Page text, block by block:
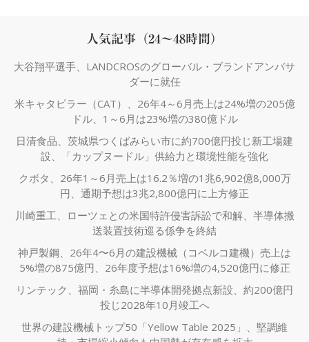
人気記事（24～48時間）
大谷翔平選手、LANDCROSのグローバル・ブランドアンバサ
ダーに就任
米キャタピラー（CAT）、26年4～6月売上は24%増の205億
ドル、1～6月は23%増の380億ドル
日清食品、茨城県つくばみらい市に約700億円投じ新工場建
設、「カップヌードル」供給力と環境性能を強化
クボタ、26年1～6月売上は16.2％増の1兆6,902億8,000万
円、通期予想は3兆2,800億円に上方修正
川崎重工、ローツェとの米国特許侵害訴訟で和解、半導体搬
送装置技術巡る係争を終結
神戸製鋼、26年4〜6月の建設機械（コベルコ建機）売上は
5%増の875億円、26年度予想は16%増の4,520億円に修正
リンテック、福岡・糸島に半導体開発拠点新設、約200億円
投じ2028年10月竣工へ
世界の建設機械トップ50「Yellow Table 2025」、堅調維